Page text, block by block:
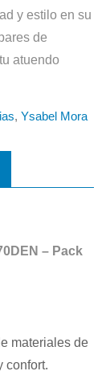
y estilo en su
de
atuendo
, Ysabel Mora
– Pack
materiales de
confort.